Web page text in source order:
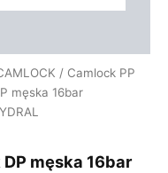
/ Camlock PP
męska 16bar
męska 16bar